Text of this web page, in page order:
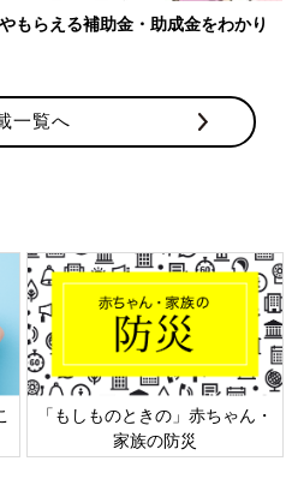
もらえる補助金・助成金をわかり
一覧へ
「もしものときの」赤ちゃん・
家族の防災